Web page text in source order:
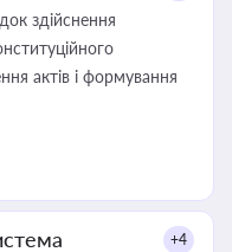
здійснення
актів і формування
+4